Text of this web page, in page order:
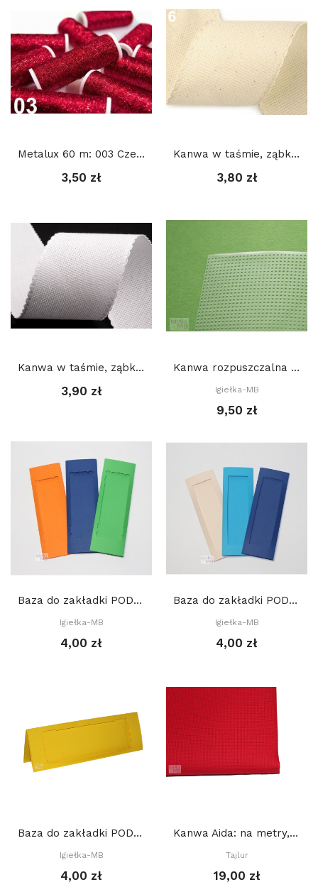
Metalux 60 m: 003 Czerwony
3,50 zł
Kanwa w taśmie, ząbkowana, szerokość 7 cm: Ecru
3,80 zł
Kanwa w taśmie, ząbkowana, szerokość 7 cm: BIAŁA
3,90 zł
Kanwa rozpuszczalna w wodzie 10 x 22 cm
Igiełka-MB
9,50 zł
Baza do zakładki PODWÓJNA (7 x 21 cm) z...
Igiełka-MB
4,00 zł
Baza do zakładki PODWÓJNA (7 x 21 cm) z prostym...
Igiełka-MB
4,00 zł
Baza do zakładki PODWÓJNA (7 x 21 cm) z różnymi...
Igiełka-MB
4,00 zł
Kanwa Aida: na metry, Tajlur: CZERWONA
Tajlur
19,00 zł